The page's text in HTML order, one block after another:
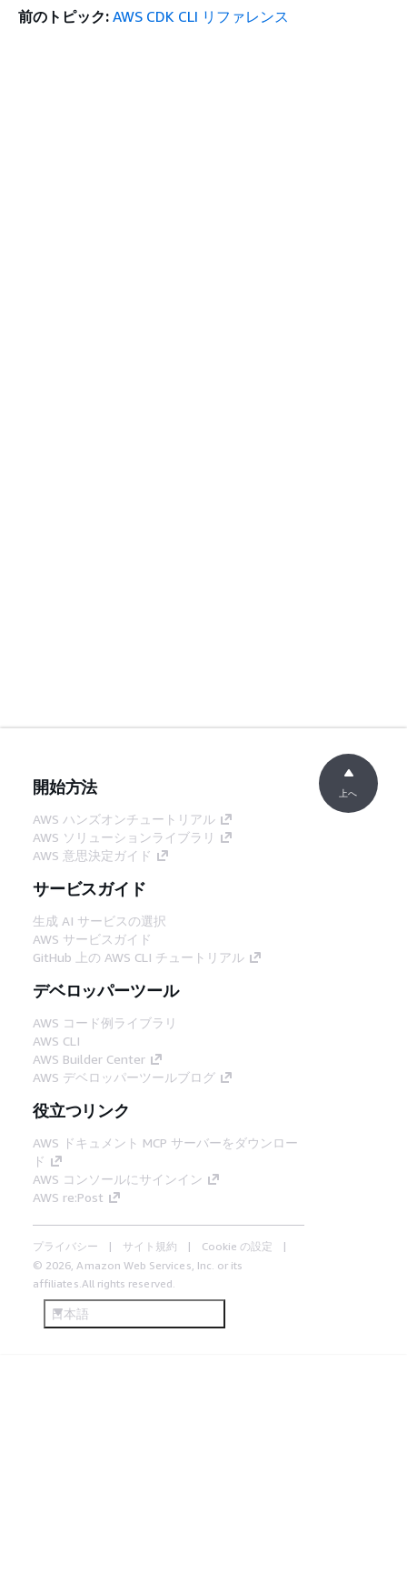
前のトピック: AWS CDK CLI リファレンス
開始方法
AWS ハンズオンチュートリアル
AWS ソリューションライブラリ
AWS 意思決定ガイド
サービスガイド
生成 AI サービスの選択
AWS サービスガイド
GitHub 上の AWS CLI チュートリアル
デベロッパーツール
AWS コード例ライブラリ
AWS CLI
AWS Builder Center
AWS デベロッパーツールブログ
役立つリンク
AWS ドキュメント MCP サーバーをダウンロー
ド
AWS コンソールにサインイン
AWS re:Post
プライバシー サイト規約
Cookie の設定
© 2026, Amazon Web Services, Inc. or its
affiliates.All rights reserved.
日本語
上へ